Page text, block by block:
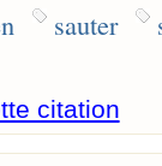
sauter
citation